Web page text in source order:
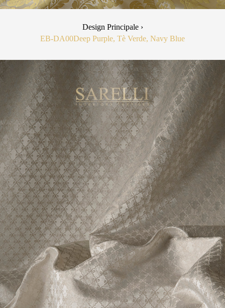
Design Principale ›
EB-DA00Deep Purple, Tè Verde, Navy Blue